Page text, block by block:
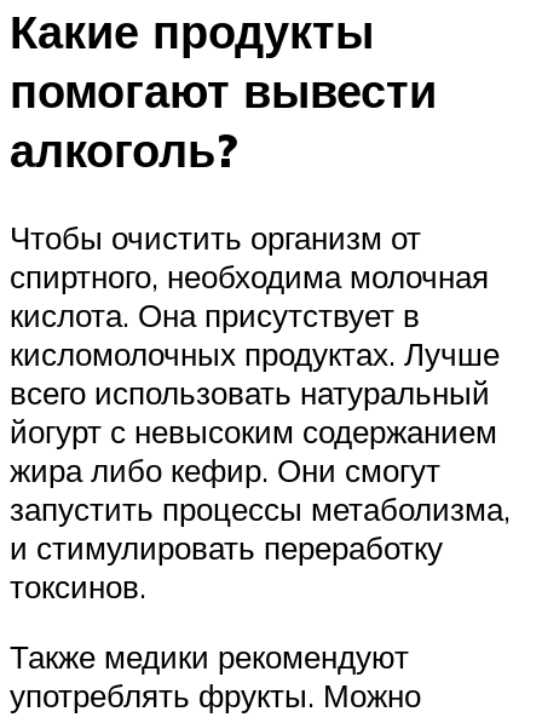
Какие продукты
помогают вывести
алкоголь?
Чтобы очистить организм от
спиртного, необходима молочная
кислота. Она присутствует в
кисломолочных продуктах. Лучше
всего использовать натуральный
йогурт с невысоким содержанием
жира либо кефир. Они смогут
запустить процессы метаболизма,
и стимулировать переработку
токсинов.
Также медики рекомендуют
употреблять фрукты. Можно